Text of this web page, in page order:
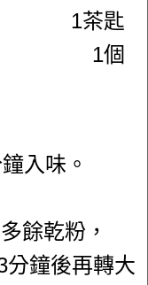
1茶匙
1個
入味。
餘乾粉，
分鐘後再轉大